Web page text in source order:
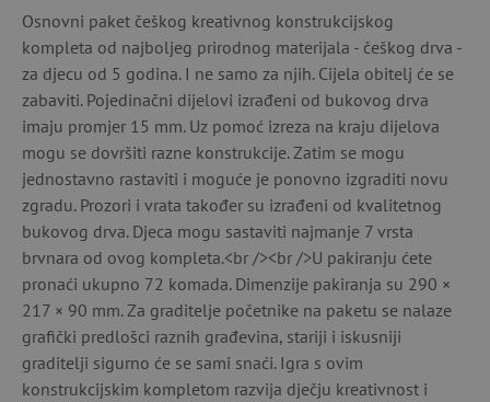
Osnovni paket češkog kreativnog konstrukcijskog
kompleta od najboljeg prirodnog materijala - češkog drva -
za djecu od 5 godina. I ne samo za njih. Cijela obitelj će se
zabaviti. Pojedinačni dijelovi izrađeni od bukovog drva
imaju promjer 15 mm. Uz pomoć izreza na kraju dijelova
mogu se dovršiti razne konstrukcije. Zatim se mogu
jednostavno rastaviti i moguće je ponovno izgraditi novu
zgradu. Prozori i vrata također su izrađeni od kvalitetnog
bukovog drva. Djeca mogu sastaviti najmanje 7 vrsta
brvnara od ovog kompleta.<br /><br />U pakiranju ćete
pronaći ukupno 72 komada. Dimenzije pakiranja su 290 ×
217 × 90 mm. Za graditelje početnike na paketu se nalaze
grafički predlošci raznih građevina, stariji i iskusniji
graditelji sigurno će se sami snaći. Igra s ovim
konstrukcijskim kompletom razvija dječju kreativnost i